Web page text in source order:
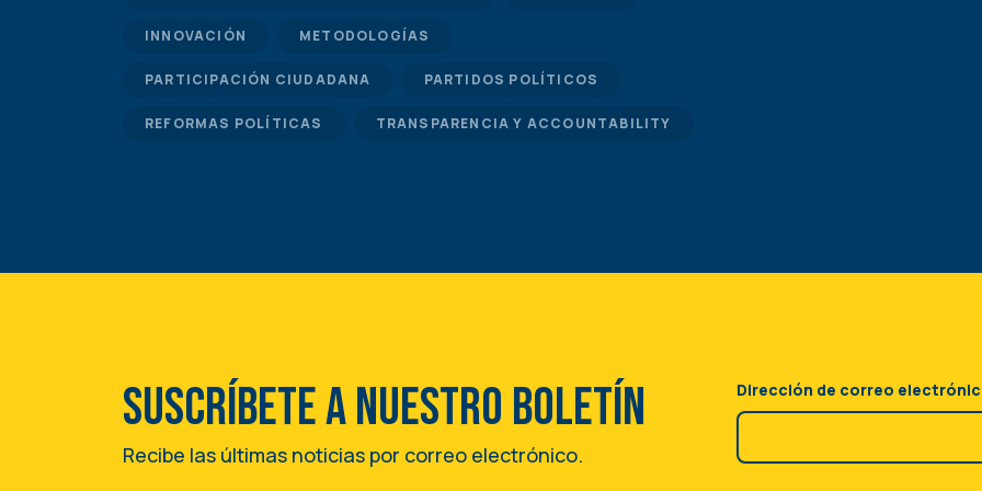
INNOVACIÓN METODOLOGÍAS
PARTICIPACIÓN CIUDADANA PARTIDOS POLÍTICOS
REFORMAS POLÍTICAS TRANSPARENCIA Y ACCOUNTABILITY
Suscríbete a nuestro boletín
Recibe las últimas noticias por correo electrónico.
Dirección de correo